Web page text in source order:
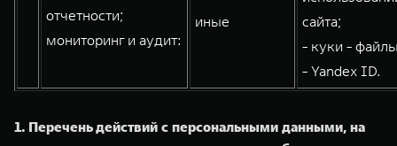
отчетности;
мониторинг и аудит:
иные
сайта;
- куки -
- Yandex ID.
1. Перечень действий с персональными данными, на